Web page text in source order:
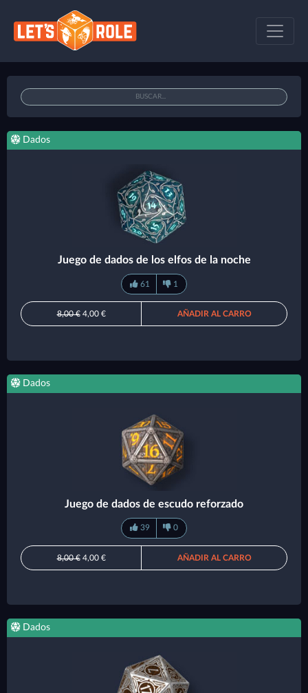
Dados
Juego de dados de los elfos de la noche
61 1
8,00 €4,00 € AÑADIR AL CARRO
Dados
Juego de dados de escudo reforzado
39 0
8,00 €4,00 € AÑADIR AL CARRO
Dados